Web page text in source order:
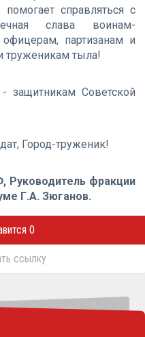
справляться с
слава воинам-
партизанам и
труженикам тыла!
защитникам Советской
Город-труженик!
Руководитель фракции
Г.А. Зюганов.
0
ссылку